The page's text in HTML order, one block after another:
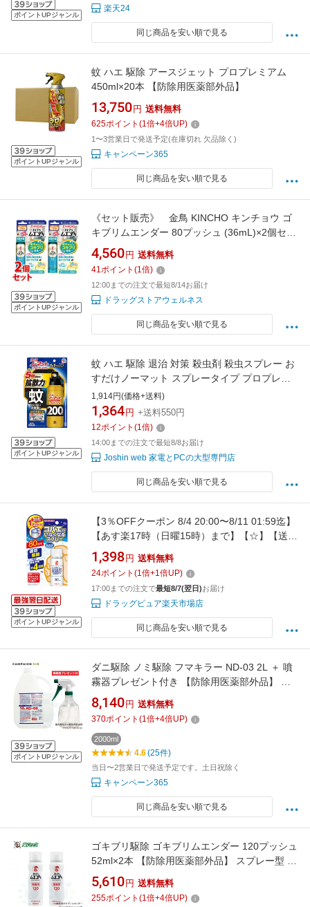
ポイントUPジャンル
楽天24
同じ商品を安い順で見る
ポイントUPジャンル
蚊 ハエ 駆除 アースジェット プロプレミアム
450ml×20本 【防除用医薬部外品】
13,750 円 送料無料
625ポイント (1倍+4倍UP)
1〜3営業日で発送予定(在庫切れ 欠品除く)
キャンペーン365
同じ商品を安い順で見る
ポイントUPジャンル
《セット販売》 金鳥 KINCHO キンチョウ ゴ
キブリムエンダー 80プッシュ (36mL)×2個セッ
ト 【防除用医薬部外品】 【送料無料】
【smtb-s】
4,560 円 送料無料
41ポイント (1倍)
12:00までの注文で最短8/14お届け
ドラッグストアウェルネス
同じ商品を安い順で見る
ポイントUPジャンル
蚊 ハエ 駆除 退治 対策 殺虫剤 殺虫スプレー お
すだけノーマット スプレータイプ プロプレミ
アム 200日分 アース製薬 オスダケノ-マツトS
プロPRE200
1,914円(価格+送料)
1,364 円 +送料550円
12ポイント (1倍)
14:00までの注文で最短8/8お届け
Joshin web 家電とPCの大型専門店
同じ商品を安い順で見る
ポイントUPジャンル
【3％OFFクーポン 8/4 20:00〜8/11 01:59迄】
【あす楽17時（日曜15時）まで】【☆】【送料
無料】大日本除虫菊株式会社 金鳥(KINCHO)
コバエがいなくなるスプレー 80回用 20ml＜
（駆除・発生予防）＞【ドラッグピュア楽天市
場店】【△】【CPT】
1,398 円 送料無料
24ポイント (1倍+1倍UP)
17:00までの注文で最短8/7(翌日)お届け
ドラッグピュア楽天市場店
同じ商品を安い順で見る
ポイントUPジャンル
ダニ駆除 ノミ駆除 フマキラー ND-03 2L ＋ 噴
霧器プレゼント付き 【防除用医薬部外品】 殺
虫 スプレー 噴霧器 殺虫剤 屋内 使用 対策 ダニ
よけ ノミ対策 送料無料 フマキラートータルシ
ステム
8,140 円 送料無料
370ポイント (1倍+4倍UP)
2000ml
4.6(25件)
当日〜2営業日で発送予定です。土日祝除く
キャンペーン365
同じ商品を安い順で見る
ゴキブリ駆除 ゴキブリムエンダー 120プッシュ
52ml×2本 【防除用医薬部外品】 スプレー型 速
効退治 室内用 【送料無料】
5,610 円 送料無料
255ポイント (1倍+4倍UP)